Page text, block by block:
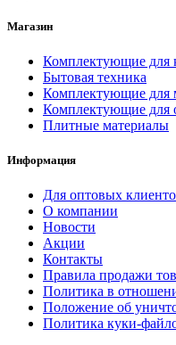
Магазин
Комплектующие для
Бытовая техника
Комплектующие для
Комплектующие для
Плитные материалы
Информация
Для оптовых
О компании
Новости
Акции
Контакты
Правила продажи
Политика в
Положение об
Политика куки-